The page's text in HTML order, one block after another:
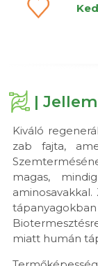
|
Kiváló
zab fajta,
magas,
miatt humán